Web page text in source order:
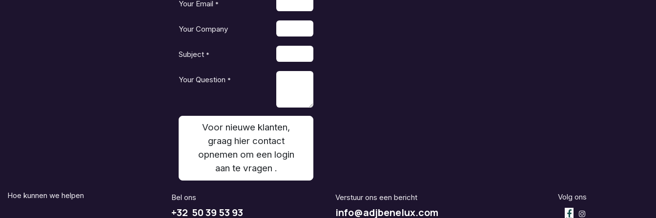
Hoe kunnen we helpen
Your Email *
Your Company
Subject *
Your Question *
Voor nieuwe klanten,
graag hier contact
opnemen om een login
aan te vragen .
Bel ons
+32 50 39 53 93
Verstuur ons een bericht
info@adjbenelux.com
Volg ons